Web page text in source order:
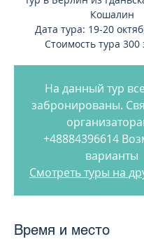
Кошалин
Дата тура: 19-20
Стоимость тура 300
На данный тур
забронированы.
+48884396614
варианты
Смотреть туры на
Время и место